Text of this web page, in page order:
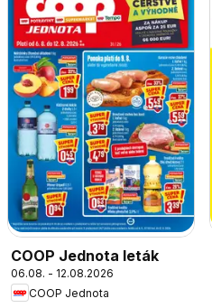
COOP Jednota leták
06.08. - 12.08.2026
COOP Jednota